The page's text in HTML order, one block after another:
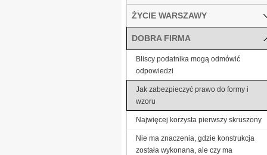
ŻYCIE WARSZAWY
DOBRA FIRMA
Bliscy podatnika mogą odmówić
odpowiedzi
Jak zabezpieczyć prawo do formy i
wzoru
Najwięcej korzysta pierwszy skruszony
Nie ma znaczenia, gdzie konstrukcja
została wykonana, ale czy ma